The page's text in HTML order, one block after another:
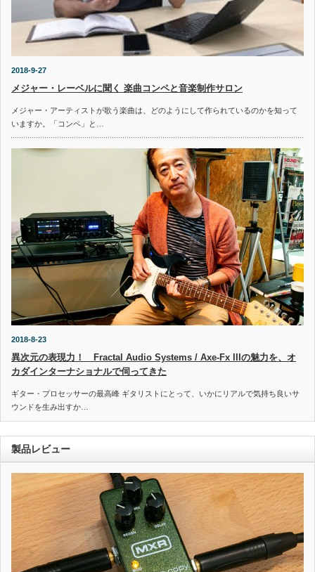
2018-9-27
メジャー・レーベルに聞く 楽曲コンペと音楽制作サロン
メジャー・アーティストが歌う楽曲は、どのようにして作られているのかを知って
いますか。「コンペ」と…
2018-8-23
異次元の表現力！ Fractal Audio Systems / Axe-Fx IIIの魅力を、オ
カダインターナショナルで伺ってきた
ギター・プロセッサーの最高峰 ギタリストにとって、いかにリアルで気持ち良いサ
ウンドを生み出すか…
製品レビュー